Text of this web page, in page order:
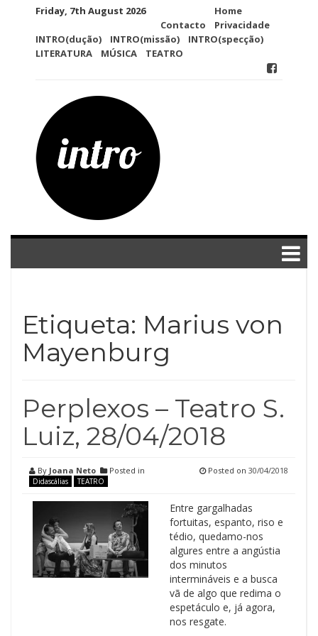
Friday, 7th August 2026
Contacto
Home
Privacidade
INTRO(dução)
INTRO(missão)
INTRO(specção)
LITERATURA
MÚSICA TEATRO
Etiqueta: Marius von
Mayenburg
Perplexos – Teatro S.
Luiz, 28/04/2018
By Joana Neto Posted in
Didascálias TEATRO
Posted on 30/04/2018
Entre gargalhadas
fortuitas, espanto, riso e
tédio, quedamo-nos
algures entre a angústia
dos minutos
intermináveis e a busca
vã de algo que redima o
espetáculo e, já agora,
nos resgate.